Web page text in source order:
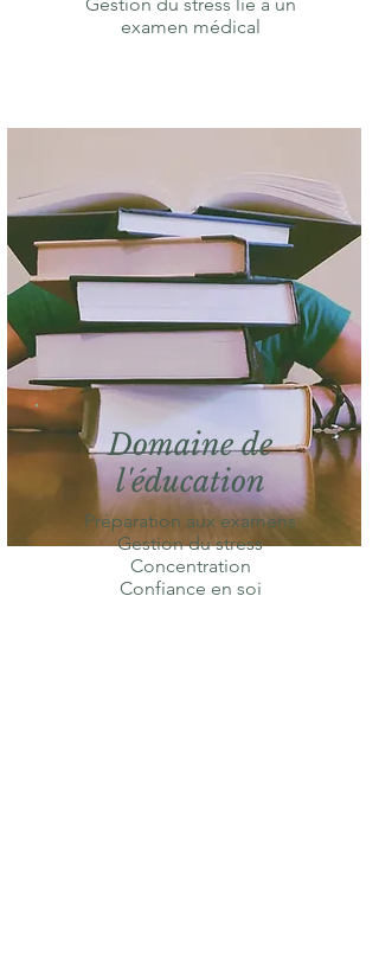
examen médical
Domaine de
l'éducation
Préparation aux examens
Gestion du stress
Concentration
Confiance en soi